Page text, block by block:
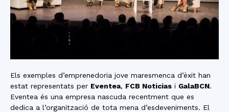
Els exemples d’emprenedoria jove maresmenca d’èxit han
estat representats per Eventea, FCB Noticias i GalaBCN.
Eventea és una empresa nascuda recentment que es
dedica a l’organització de tota mena d’esdeveniments. El